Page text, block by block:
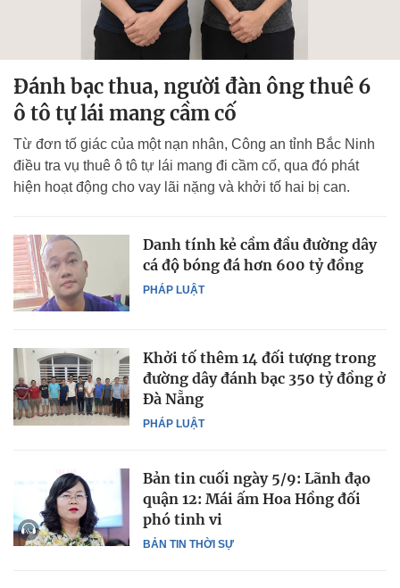
Đánh bạc thua, người đàn ông thuê 6
ô tô tự lái mang cầm cố
Từ đơn tố giác của một nạn nhân, Công an tỉnh Bắc Ninh
điều tra vụ thuê ô tô tự lái mang đi cầm cố, qua đó phát
hiện hoạt động cho vay lãi nặng và khởi tố hai bị can.
PHÁP LUẬT
Danh tính kẻ cầm đầu đường dây
cá độ bóng đá hơn 600 tỷ đồng
PHÁP LUẬT
Khởi tố thêm 14 đối tượng trong
đường dây đánh bạc 350 tỷ đồng ở
Đà Nẵng
BẢN TIN THỜI SỰ
Bản tin cuối ngày 5/9: Lãnh đạo
quận 12: Mái ấm Hoa Hồng đối
phó tinh vi